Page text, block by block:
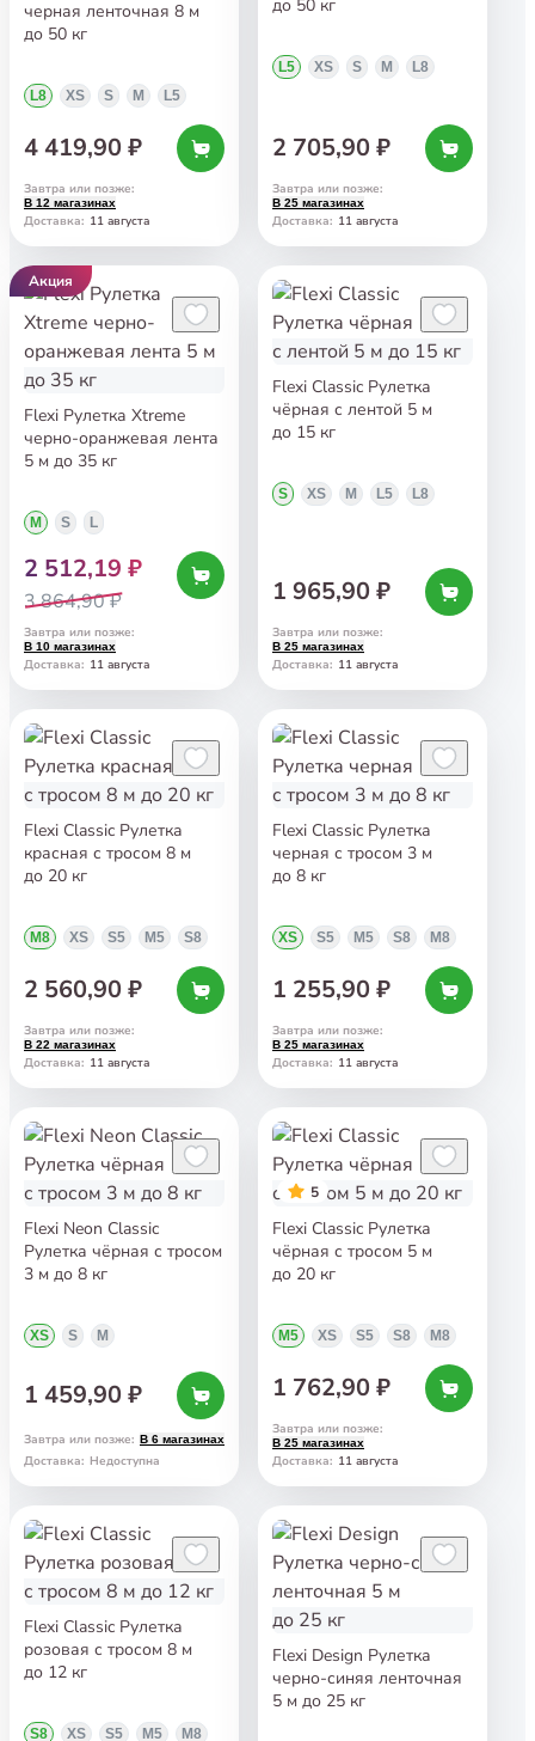
черная ленточная 8 м
до 50 кг
L8 XS S M L5
4 419,90 ₽
Завтра или позже:
В 12 магазинах
Доставка: 11 августа
до 50 кг
L5 XS S M L8
2 705,90 ₽
Завтра или позже:
В 25 магазинах
Доставка: 11 августа
Акция
Flexi Рулетка Xtreme
черно-оранжевая лента
5 м до 35 кг
M S L
2 512,19 ₽
3 864,90 ₽
Завтра или позже:
В 10 магазинах
Доставка: 11 августа
Flexi Classic Рулетка
чёрная с лентой 5 м
до 15 кг
S XS M L5 L8
1 965,90 ₽
Завтра или позже:
В 25 магазинах
Доставка: 11 августа
Flexi Classic Рулетка
красная с тросом 8 м
до 20 кг
M8 XS S5 M5 S8
2 560,90 ₽
Завтра или позже:
В 22 магазинах
Доставка: 11 августа
Flexi Classic Рулетка
черная с тросом 3 м
до 8 кг
XS S5 M5 S8 M8
1 255,90 ₽
Завтра или позже:
В 25 магазинах
Доставка: 11 августа
Flexi Neon Classic
Рулетка чёрная с тросом
3 м до 8 кг
XS S M
1 459,90 ₽
Завтра или позже: В 6 магазинах
Доставка: Недоступна
5
Flexi Classic Рулетка
чёрная с тросом 5 м
до 20 кг
M5 XS S5 S8 M8
1 762,90 ₽
Завтра или позже:
В 25 магазинах
Доставка: 11 августа
Flexi Classic Рулетка
розовая с тросом 8 м
до 12 кг
S8 XS S5 M5 M8
Flexi Design Рулетка
черно-синяя ленточная
5 м до 25 кг